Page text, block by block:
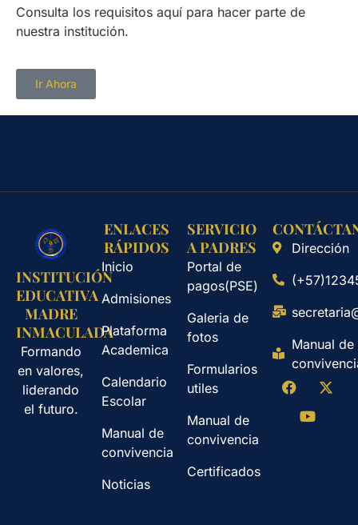
Consulta los requisitos aquí para hacer parte de
nuestra institución.
Ir Ahora
INSTITUCIÓN
EDUCATIVA
MADRE
INMACULADA
Formando
en valores,
liderando
el futuro.
ENLACES
RÁPIDOS
Inicio
Admisiones
Plataforma
Academica
Calendario
Escolar
Manual de
convivencia
Noticias
SERVICIO
A PADRES
Portal de
pagos(PSE)
Galeria de
fotos
Formularios
utiles
Manual de
convivencia
Certificados
Dirección
Manual de